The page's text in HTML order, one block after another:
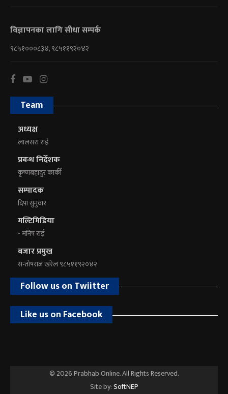
विज्ञापनका लागि सीधा सम्पर्क
९८५१०००८३४, ९८५११९२०४२
Team
अध्यक्ष
लालसरा राई
प्रबन्ध निर्देशक
कृष्णबहादुर कार्की
सम्पादक
दिपा सुनुवार
मल्टिमिडिया
- मनिष राई
बजार प्रमुख
सन्तोषराज खरेल ९८५११९२०४२
Follow us on Twiitter
Like us on Facebook
© 2026 Prabhab Online. All Rights Reserved.
Site by:SoftNEP